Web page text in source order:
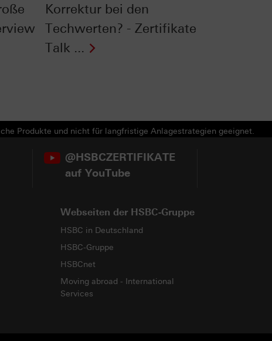
Korrektur bei den
Techwerten? - Zertifikate
Talk ...
Produkte und nicht für langfristige Anlagestrategien geeignet.
@HSBCZERTIFIKATE
auf YouTube
Webseiten der HSBC-Gruppe
HSBC in Deutschland
HSBC-Gruppe
HSBCnet
Moving abroad - International
Services